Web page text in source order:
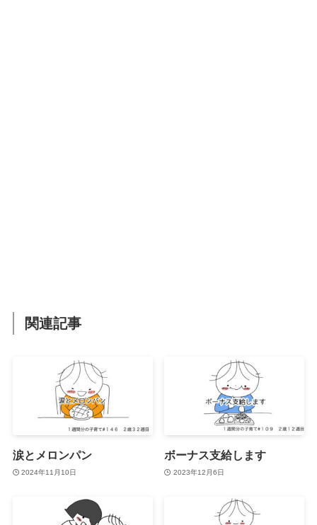
関連記事
涙とメロンパン
2024年11月10日
ボーナス支給します
2023年12月6日